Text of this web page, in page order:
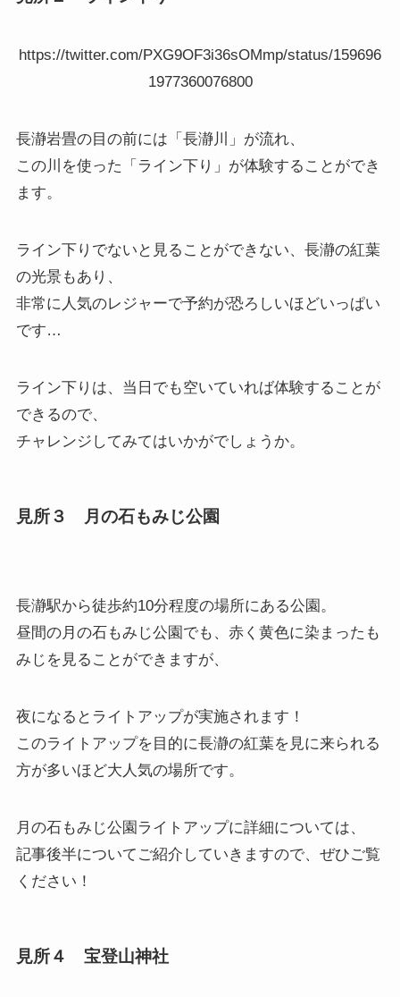
https://twitter.com/PXG9OF3i36sOMmp/status/159696
1977360076800
長瀞岩畳の目の前には「長瀞川」が流れ、
この川を使った「ライン下り」が体験することができ
ます。
ライン下りでないと見ることができない、長瀞の紅葉
の光景もあり、
非常に人気のレジャーで予約が恐ろしいほどいっぱい
です…
ライン下りは、当日でも空いていれば体験することが
できるので、
チャレンジしてみてはいかがでしょうか。
見所３ 月の石もみじ公園
長瀞駅から徒歩約10分程度の場所にある公園。
昼間の月の石もみじ公園でも、赤く黄色に染まったも
みじを見ることができますが、
夜になるとライトアップが実施されます！
このライトアップを目的に長瀞の紅葉を見に来られる
方が多いほど大人気の場所です。
月の石もみじ公園ライトアップに詳細については、
記事後半についてご紹介していきますので、ぜひご覧
ください！
見所４ 宝登山神社